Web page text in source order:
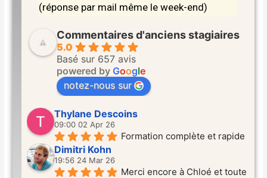
(réponse par mail même le week-end)
Commentaires d'anciens stagiaires
5.0
Basé sur 657 avis
powered by Google
notez-nous sur
Thylane Descoins
09:00 02 Apr 26
Formation complète et rapide
Dimitri Kohn
19:56 24 Mar 26
Merci encore à Chloé et toute